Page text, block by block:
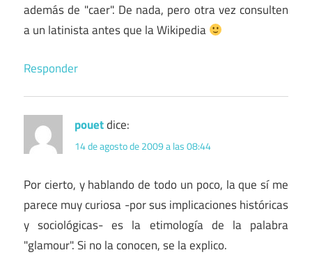
además de "caer". De nada, pero otra vez consulten
a un latinista antes que la Wikipedia
Responder
pouetdice:
14 de agosto de 2009 a las 08:44
Por cierto, y hablando de todo un poco, la que sí me
parece muy curiosa -por sus implicaciones históricas
y sociológicas- es la etimología de la palabra
"glamour". Si no la conocen, se la explico.